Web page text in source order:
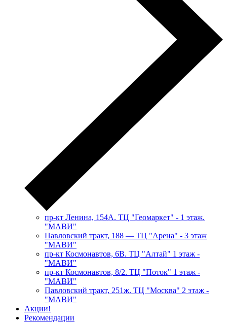
пр-кт Ленина, 154А. ТЦ "Геомаркет" - 1 этаж.
"МАВИ"
​Павловский тракт, 188 — ТЦ "Арена" - 3 этаж
"МАВИ"
пр-кт Космонавтов, 6В. ТЦ "Алтай" 1 этаж -
"МАВИ"
пр-кт Космонавтов, 8/2. ТЦ "Поток" 1 этаж -
"МАВИ"
Павловский тракт, 251ж. ТЦ "Москва" 2 этаж -
"МАВИ"
Акции!
Рекомендации